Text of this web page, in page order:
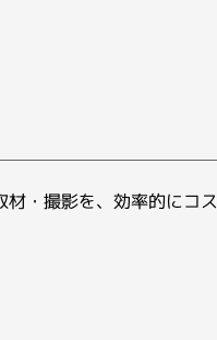
・撮影を、効率的にコス